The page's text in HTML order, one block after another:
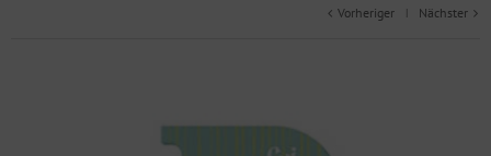
Vorheriger | Nächster